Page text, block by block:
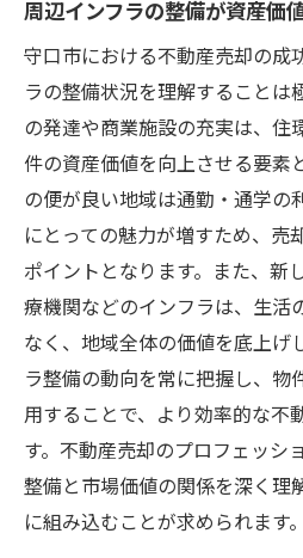
周辺インフラの整備が資産価
守口市における不動産売却の成
ラの整備状況を理解することは
の発達や商業施設の充実は、住
件の資産価値を向上させる要素
の便が良い地域は通勤・通学の
にとっての魅力が増すため、売
ポイントとなります。また、新
療機関などのインフラは、生活
なく、地域全体の価値を底上げ
ラ整備の動向を常に把握し、物
用することで、より効率的な不
す。不動産売却のプロフェッシ
整備と市場価値の関係を深く理
に組み込むことが求められます。